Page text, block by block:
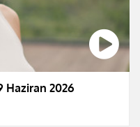
Haziran 2026